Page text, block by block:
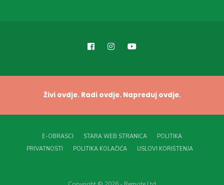
Živi ovdje. Radi ovdje. Napreduj ovdje.
E-OBRASCI STARA WEB STRANICA
POLITIKA
PRIVATNOSTI
POLITIKA KOLAČIĆA USLOVI KORIŠTENJA